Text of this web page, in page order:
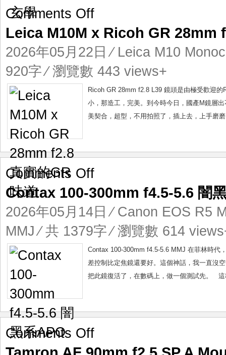
Comments Offon
M10M
Ricoh
GR
28mm
f2.8
的
道
Leica M10M x Ricoh GR 28mm
2026年05月22日 ⁄ Leica M10
920字 ⁄ 瀏覽數 443 views+
Ricoh GR 28mm f2.8 L39 鏡頭是由極受歡迎
小，那造工，完美。到今時今日，國產M鏡層
美契合，超型，不用拍照了，插上去，上手磨
Comments Offon
100-
f4.5-
5.6
闇
黑
系
Contax 100-300mm f4.5-5.6 闇
2026年05月14日 ⁄ Canon EOS R5
MMJ⁄ 共 1379字 ⁄ 瀏覽數 614
Contax 100-300mm f4.5-5.6 MMJ 在菲林時代
差控制比定焦鏡還要好。這個神話，我一直沒
把此鏡復活了，在數碼上，做一個測試先。
Comments Offon
AF